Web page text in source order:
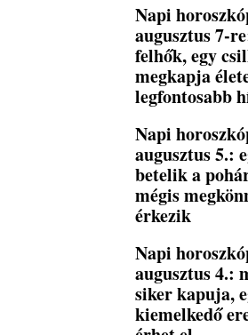
Napi
augusztus 7-
felhők, egy
megkapja
legfontosabb
Napi
augusztus 5.:
betelik a
mégis
érkezik
Napi
augusztus 4.:
siker kapuja,
kiemelkedő